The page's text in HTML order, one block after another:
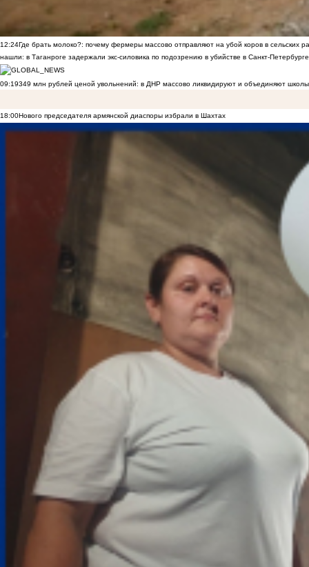
12:24Где брать молоко?: почему фермеры массово отправляют на убой коров в сельских
нашли: в Таганроге задержали экс-силовика по подозрению в убийстве в Санкт-Петербурге
09:19349 млн рублей ценой увольнений: в ДНР массово ликвидируют и объединяют
18:00Нового председателя армянской диаспоры избрали в Шахтах